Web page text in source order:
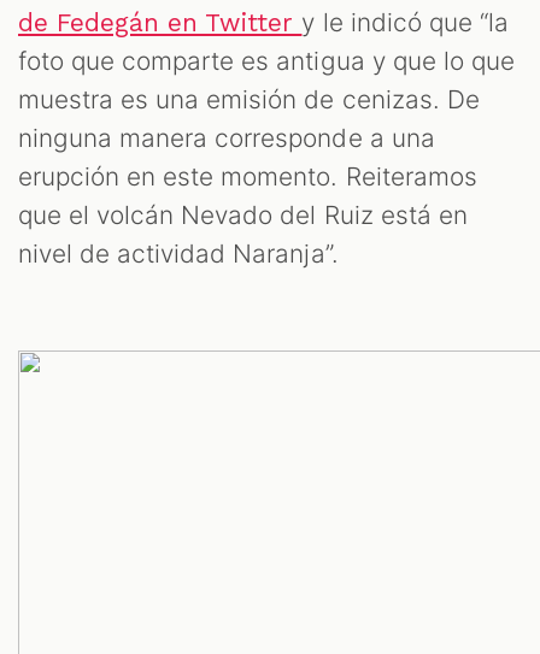
de Fedegán en Twitter y le indicó que “la
foto que comparte es antigua y que lo que
muestra es una emisión de cenizas. De
ninguna manera corresponde a una
erupción en este momento. Reiteramos
que el volcán Nevado del Ruiz está en
nivel de actividad Naranja”.